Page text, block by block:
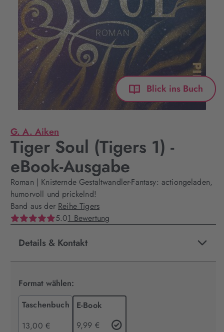
Blick ins Buch
G. A. Aiken
Tiger Soul (Tigers 1) -
eBook-Ausgabe
Roman | Knisternde Gestaltwandler-Fantasy: actiongeladen,
humorvoll und prickelnd!
Band aus der Reihe Tigers
5.01 Bewertung
Details & Kontakt
Format wählen:
Taschenbuch
13,00 €
E-Book
9,99 €